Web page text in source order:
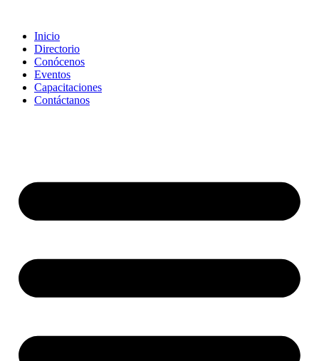
contenido
Inicio
Directorio
Conócenos
Eventos
Capacitaciones
Contáctanos